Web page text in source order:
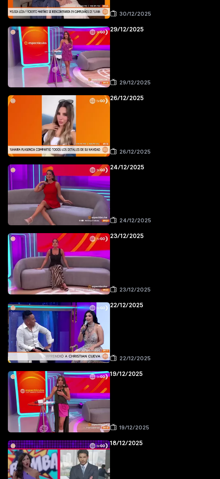
30/12/2025
29/12/2025
29/12/2025
26/12/2025
26/12/2025
24/12/2025
24/12/2025
23/12/2025
23/12/2025
22/12/2025
22/12/2025
19/12/2025
19/12/2025
18/12/2025